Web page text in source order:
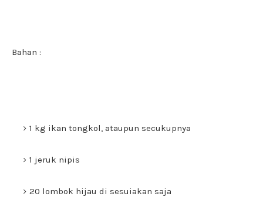
Bahan :
1 kg ikan tongkol, ataupun secukupnya
1 jeruk nipis
20 lombok hijau di sesuiakan saja